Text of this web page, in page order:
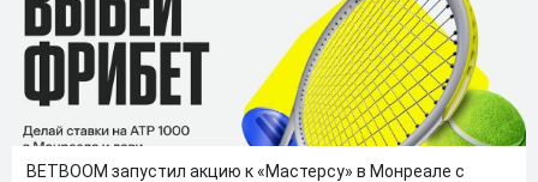
BETBOOM запустил акцию к «Мастерсу» в Монреале с